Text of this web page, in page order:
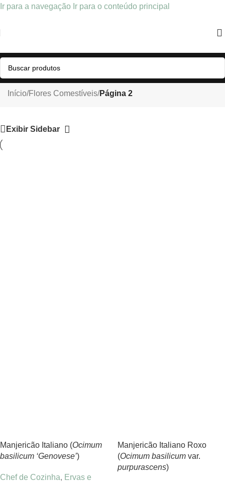
Ir para a navegação Ir para o conteúdo principal
Flores Comestíveis
Início/Flores Comestíveis/Página 2
Exibir Sidebar
Manjericão Italiano (Ocimum
basilicum ‘Genovese’)
Chef de Cozinha, Ervas e
Manjericão Italiano Roxo
(Ocimum basilicum var.
purpurascens)